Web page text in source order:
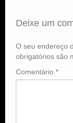
Deixe um
O seu endereço
obrigatórios são
Comentário *